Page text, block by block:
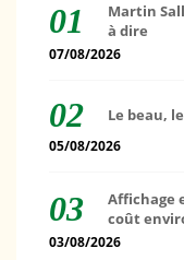
Martin
à dire
07/08/2026
Le beau,
05/08/2026
Affichage
coût
03/08/2026